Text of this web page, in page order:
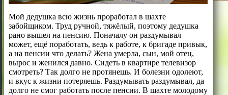
Мой дедушка всю жизнь проработал в шахте
забойщиком. Труд ручной, тяжёлый, поэтому дедушка
рано вышел на пенсию. Поначалу он раздумывал –
может, ещё поработать, ведь к работе, к бригаде привык,
а на пенсии что делать? Жена умерла, сын, мой отец,
вырос и женился давно. Сидеть в квартире телевизор
смотреть? Так долго не протянешь. И болезни одолеют,
и вкус к жизни потеряешь. Раздумывать раздумывал, да
долго не смог работать после пенсии. В шахте молодому